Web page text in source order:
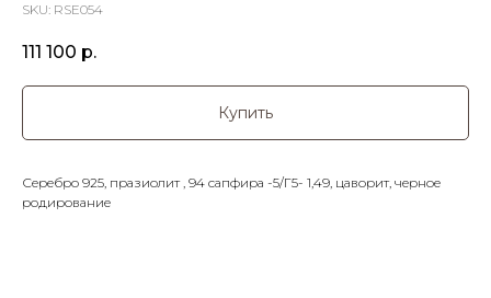
SKU: RSE054
111 100 р.
Купить
Серебро 925, празиолит , 94 сапфира -5/Г5- 1,49, цаворит, черное
родирование